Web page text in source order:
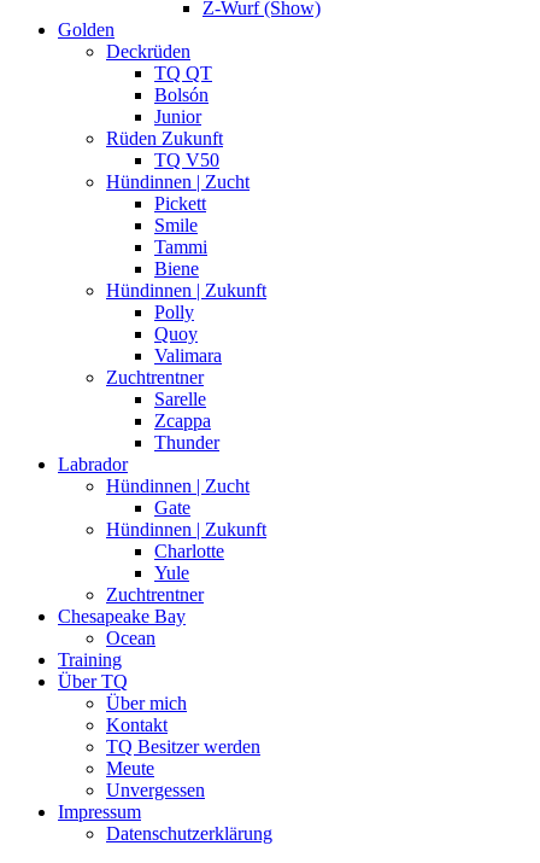
Z-Wurf (Show)
Golden
Deckrüden
TQ QT
Bolsón
Junior
Rüden Zukunft
TQ V50
Hündinnen | Zucht
Pickett
Smile
Tammi
Biene
Hündinnen | Zukunft
Polly
Quoy
Valimara
Zuchtrentner
Sarelle
Zcappa
Thunder
Labrador
Hündinnen | Zucht
Gate
Hündinnen | Zukunft
Charlotte
Yule
Zuchtrentner
Chesapeake Bay
Ocean
Training
Über TQ
Über mich
Kontakt
TQ Besitzer werden
Meute
Unvergessen
Impressum
Datenschutzerklärung